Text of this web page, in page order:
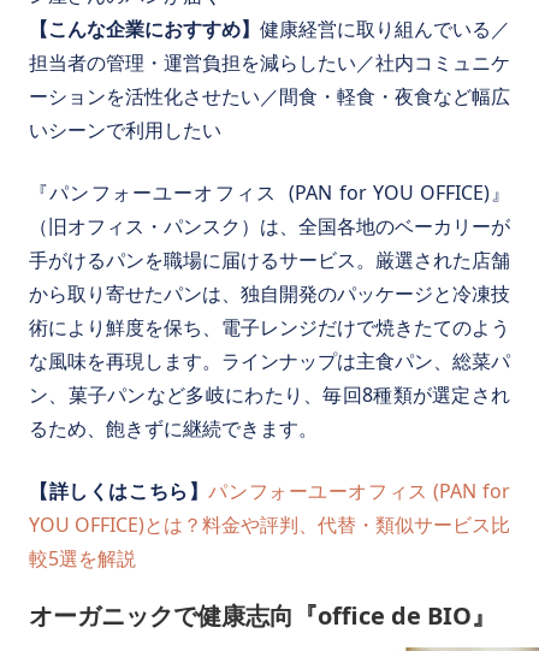
【こんな企業におすすめ】 健康経営に取り組んでいる／
担当者の管理・運営負担を減らしたい／社内コミュニケ
ーションを活性化させたい／間食・軽食・夜食など幅広
いシーンで利用したい
『パンフォーユーオフィス (PAN for YOU OFFICE)』
（旧オフィス・パンスク）は、全国各地のベーカリーが
手がけるパンを職場に届けるサービス。厳選された店舗
から取り寄せたパンは、独自開発のパッケージと冷凍技
術により鮮度を保ち、電子レンジだけで焼きたてのよう
な風味を再現します。ラインナップは主食パン、総菜パ
ン、菓子パンなど多岐にわたり、毎回8種類が選定され
るため、飽きずに継続できます。
【詳しくはこちら】パンフォーユーオフィス (PAN for
YOU OFFICE)とは？料金や評判、代替・類似サービス比
較5選を解説
オーガニックで健康志向『office de BIO』